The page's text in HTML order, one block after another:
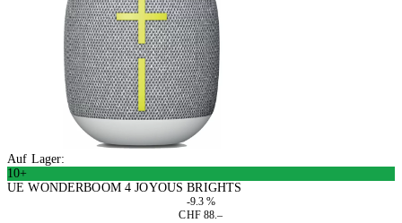
Auf Lager:
10+
UE WONDERBOOM 4 JOYOUS BRIGHTS
-9.3 %
CHF 88.–